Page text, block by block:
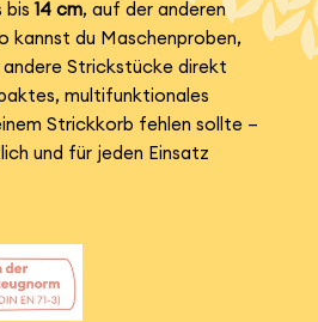
bis14 cm, auf der anderen
kannst du Maschenproben,
Strickstücke direkt
multifunktionales
Strickkorb fehlen sollte –
und für jeden Einsatz